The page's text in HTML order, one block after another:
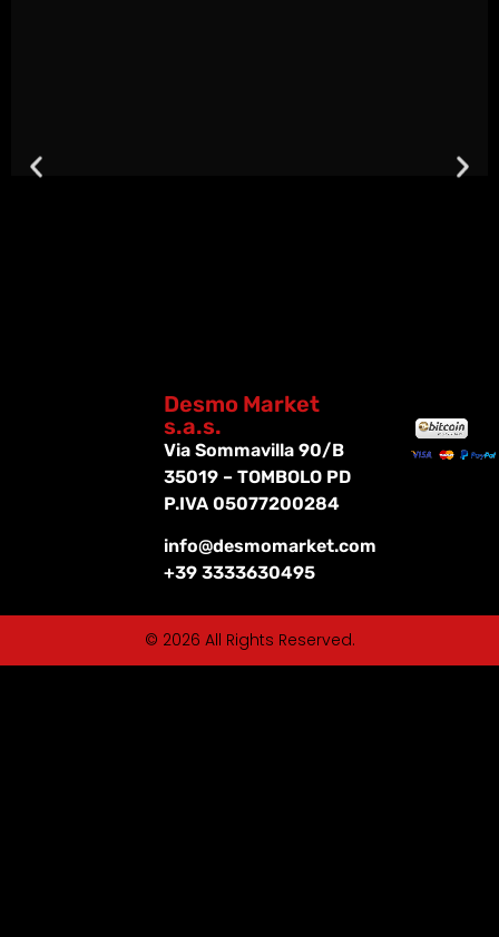
Desmo Market
s.a.s.
Via Sommavilla 90/B
35019 – TOMBOLO PD
P.IVA 05077200284
info@desmomarket.com
+39 3333630495
© 2026 All Rights Reserved.